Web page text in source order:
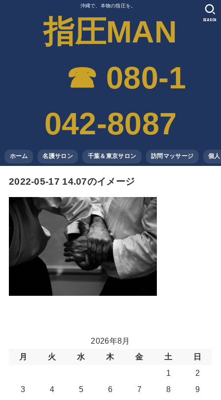
沖縄で、本物の指圧を。
指圧MAN
☎︎ 080-1
042-8087
ホーム 名護サロン 千葉＆東京サロン 訪問マッサージ 個
SEARCH
2022-05-17 14.07のイメージ
2026年8月
月
火 水 木 金 土
日
1
2
3
4 5 6 7 8
9